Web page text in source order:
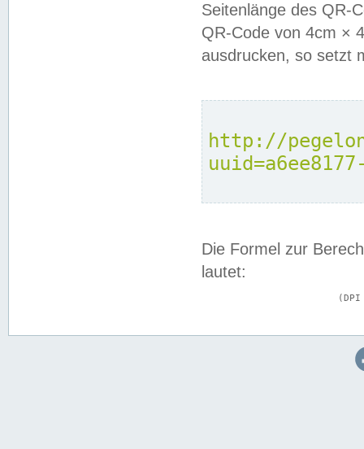
Seitenlänge des QR-
QR-Code von 4cm ×
ausdrucken, so setzt
http://
Die Formel zur
lautet: